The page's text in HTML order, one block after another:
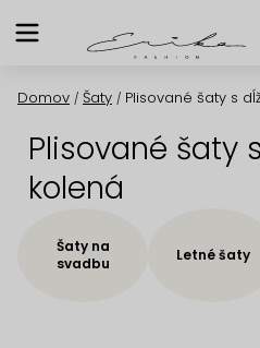
na
Domov / Šaty / Plisované šaty s
Plisované šaty
kolená
Šaty na
svadbu
Letné šaty